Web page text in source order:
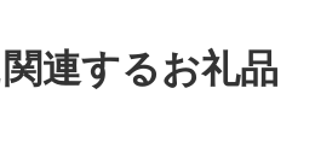
連するお礼品